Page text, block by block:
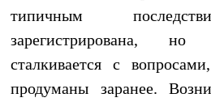
типичным
зарегистрирована, но
сталкивается с
продуманы заранее.